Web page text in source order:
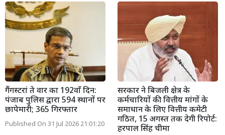
गैंगस्टरां ते वार का 192वाँ दिन:
पंजाब पुलिस द्वारा 594 स्थानों पर
छापेमारी; 365 गिरफ्तार
Published On 31 Jul 2026 21:01:20
सरकार ने बिजली क्षेत्र के
कर्मचारियों की वित्तीय मांगों के
समाधान के लिए वित्तीय कमेटी
गठित, 15 अगस्त तक देगी रिपोर्ट:
हरपाल सिंह चीमा